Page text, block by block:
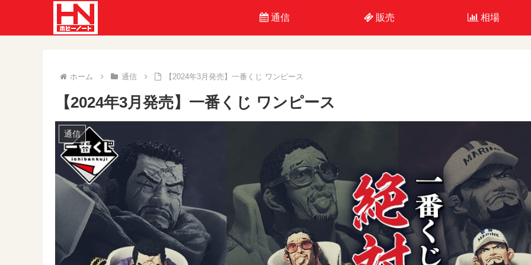
通信 販売 相場
ホーム 通信 【2024年3月発売】一番くじ ワンピース
【2024年3月発売】一番くじ ワンピース
通信